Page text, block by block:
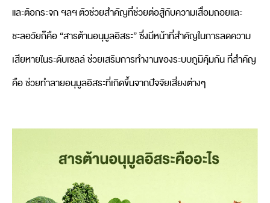
และต้อกระจก ฯลฯ ตัวช่วยสำคัญที่ช่วยต่อสู้กับความเสื่อมถอยและ
ชะลอวัยก็คือ “สารต้านอนุมูลอิสระ” ซึ่งมีหน้าที่สำคัญในการลดความ
เสียหายในระดับเซลล์ ช่วยเสริมการทำงานของระบบภูมิคุ้มกัน ที่สำคัญ
คือ ช่วยทำลายอนุมูลอิสระที่เกิดขึ้นจากปัจจัยเสี่ยงต่างๆ